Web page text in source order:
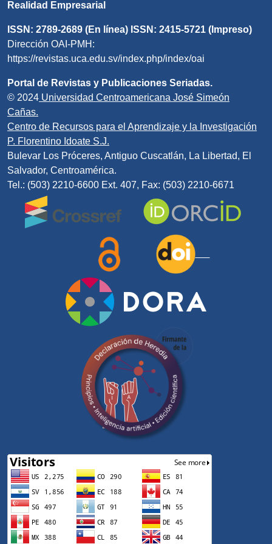
Realidad Empresarial
ISSN: 2789-2689 (En línea) ISSN: 2415-5721 (Impreso)
Dirección OAI-PMH:
https://revistas.uca.edu.sv/index.php/index/oai
Portal de Revistas y Publicaciones Seriadas.
© 2024 Universidad Centroamericana José Simeón
Cañas.
Centro de Recursos para el Aprendizaje y la Investigación
P. Florentino Idoate S.J.
Bulevar Los Próceres, Antiguo Cuscatlán, La Libertad, El
Salvador, Centroamérica.
Tel.: (503) 2210-6600 Ext. 407, Fax: (503) 2210-6671